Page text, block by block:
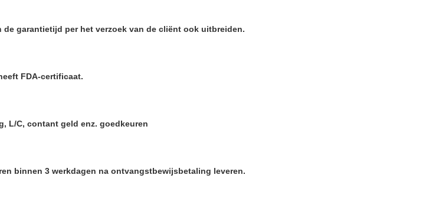
garantietijd per het verzoek van de cliënt ook uitbreiden.
FDA-certificaat.
L/C, contant geld enz. goedkeuren
binnen 3 werkdagen na ontvangstbewijsbetaling leveren.